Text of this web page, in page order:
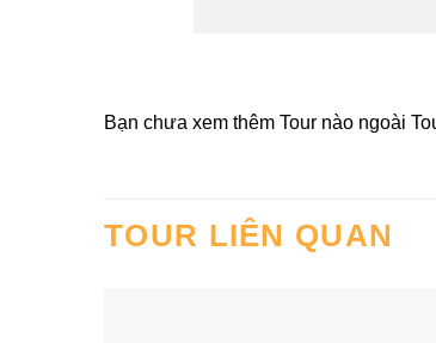
Bạn chưa xem thêm Tour nào ngoài
TOUR LIÊN QUAN